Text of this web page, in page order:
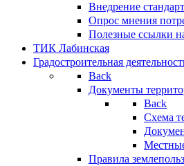
Внедрение
Опрос мнения
Полезные ссылки
ТИК Лабинская
Градостроительная
Back
Документы
Back
Схема
Правила